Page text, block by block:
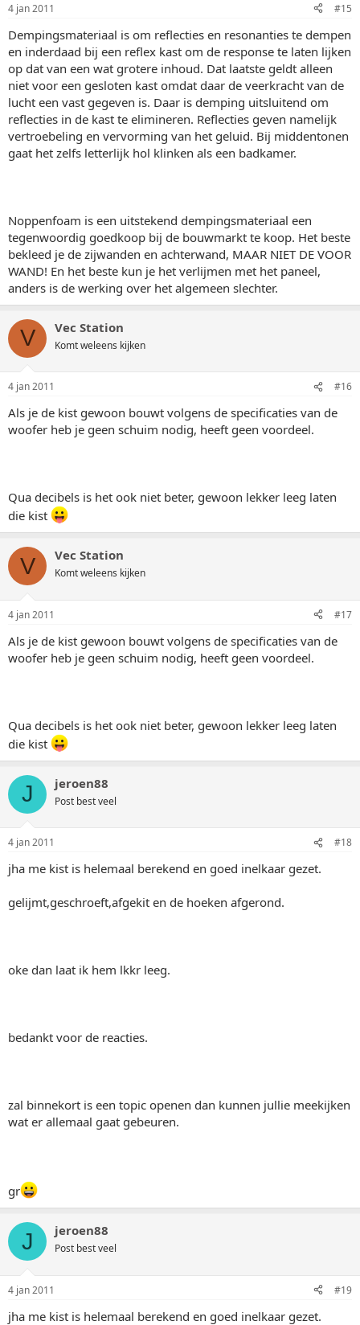
4 jan 2011 #15
Dempingsmateriaal is om reflecties en resonanties te dempen
en inderdaad bij een reflex kast om de response te laten lijken
op dat van een wat grotere inhoud. Dat laatste geldt alleen
niet voor een gesloten kast omdat daar de veerkracht van de
lucht een vast gegeven is. Daar is demping uitsluitend om
reflecties in de kast te elimineren. Reflecties geven namelijk
vertroebeling en vervorming van het geluid. Bij middentonen
gaat het zelfs letterlijk hol klinken als een badkamer.
Noppenfoam is een uitstekend dempingsmateriaal een
tegenwoordig goedkoop bij de bouwmarkt te koop. Het beste
bekleed je de zijwanden en achterwand, MAAR NIET DE VOOR
WAND! En het beste kun je het verlijmen met het paneel,
anders is de werking over het algemeen slechter.
V Vec Station
Komt weleens kijken
4 jan 2011 #16
Als je de kist gewoon bouwt volgens de specificaties van de
woofer heb je geen schuim nodig, heeft geen voordeel.
Qua decibels is het ook niet beter, gewoon lekker leeg laten
die kist
V Vec Station
Komt weleens kijken
4 jan 2011 #17
Als je de kist gewoon bouwt volgens de specificaties van de
woofer heb je geen schuim nodig, heeft geen voordeel.
Qua decibels is het ook niet beter, gewoon lekker leeg laten
die kist
J jeroen88
Post best veel
4 jan 2011 #18
jha me kist is helemaal berekend en goed inelkaar gezet.
gelijmt,geschroeft,afgekit en de hoeken afgerond.
oke dan laat ik hem lkkr leeg.
bedankt voor de reacties.
zal binnekort is een topic openen dan kunnen jullie meekijken
wat er allemaal gaat gebeuren.
gr
J jeroen88
Post best veel
4 jan 2011 #19
jha me kist is helemaal berekend en goed inelkaar gezet.